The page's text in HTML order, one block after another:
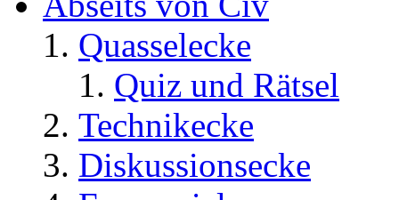
Quasselecke
Quiz und Rätsel
Technikecke
Diskussionsecke